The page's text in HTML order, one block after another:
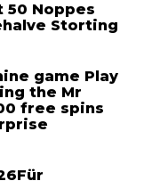
50 Noppes
Storting
game Play
the Mr
free spins